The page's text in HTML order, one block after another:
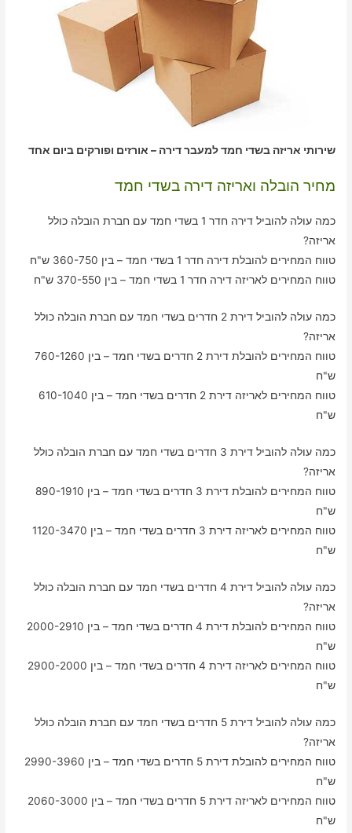
שירותי אריזה בשדי חמד למעבר דירה – אורזים ופורקים ביום אחד
מחיר הובלה ואריזה דירה בשדי חמד
כמה עולה להוביל דירה חדר 1 בשדי חמד עם חברת הובלה כולל
אריזה?
טווח המחירים להובלת דירה חדר 1 בשדי חמד – בין 360-750 ש"ח
טווח המחירים לאריזה דירה חדר 1 בשדי חמד – בין 370-550 ש"ח
כמה עולה להוביל דירת 2 חדרים בשדי חמד עם חברת הובלה כולל
אריזה?
טווח המחירים להובלת דירת 2 חדרים בשדי חמד – בין 760-1260
ש"ח
טווח המחירים לאריזה דירת 2 חדרים בשדי חמד – בין 610-1040
ש"ח
כמה עולה להוביל דירת 3 חדרים בשדי חמד עם חברת הובלה כולל
אריזה?
טווח המחירים להובלת דירת 3 חדרים בשדי חמד – בין 890-1910
ש"ח
טווח המחירים לאריזה דירת 3 חדרים בשדי חמד – בין 1120-3470
ש"ח
כמה עולה להוביל דירת 4 חדרים בשדי חמד עם חברת הובלה כולל
אריזה?
טווח המחירים להובלת דירת 4 חדרים בשדי חמד – בין 2000-2910
ש"ח
טווח המחירים לאריזה דירת 4 חדרים בשדי חמד – בין 2900-2000
ש"ח
כמה עולה להוביל דירת 5 חדרים בשדי חמד עם חברת הובלה כולל
אריזה?
טווח המחירים להובלת דירת 5 חדרים בשדי חמד – בין 2990-3960
ש"ח
טווח המחירים לאריזה דירת 5 חדרים בשדי חמד – בין 2060-3000
ש"ח